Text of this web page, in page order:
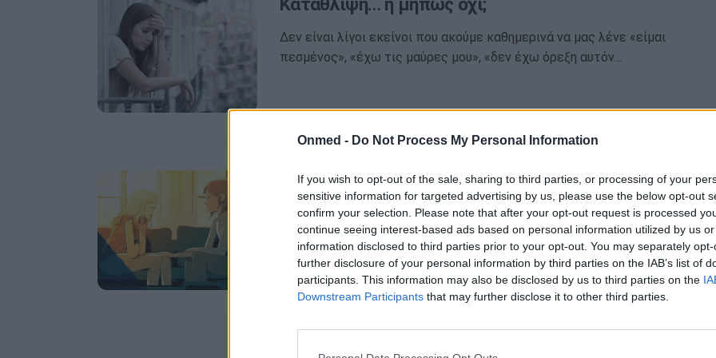
Onmed - Do Not Process My Personal Information
If you wish to opt-out of the sale, sharing to third parties, or processing of your
sensitive information for targeted advertising by us, please use the below opt-out
confirm your selection. Please note that after your opt-out request is processed
continue seeing interest-based ads based on personal information utilized by us
information disclosed to third parties prior to your opt-out. You may separately
further disclosure of your personal information by third parties on the IAB’s list of
participants. This information may also be disclosed by us to third parties on the
Downstream Participants that may further disclose it to other third parties.
Κατάθλιψη… ή μήπως όχι;
Δεν είναι λίγοι εκείνοι που ακούμε καθημερινά να μας λένε «είμαι
πεσμένος», «έχω τις μαύρες μου», «δεν έχω όρεξη αυτόν…
Παγκόσμια Ημέρα Υγείας 2017 - «Κατάθλιψη: Ας
μιλήσουμε»
Σύμφωνα με τα τελευταία στοιχεία του Παγκόσμιου Οργανισμού
Υγείας, τα περιστατικά κατάθλιψης διεθνώς παρουσιάζουν αύξηση
κατά περισσότερο από 18% από…